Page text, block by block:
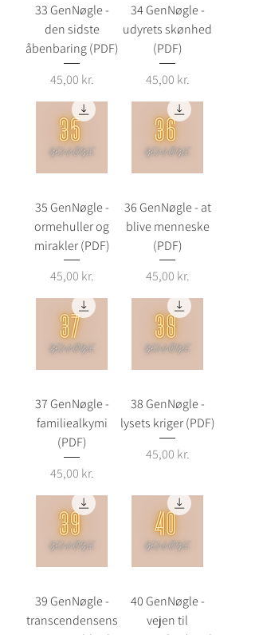
33 GenNøgle -
den sidste
åbenbaring (PDF)
Pris
45,00 kr.
34 GenNøgle -
udyrets skønhed
(PDF)
Pris
45,00 kr.
35 GenNøgle -
ormehuller og
mirakler (PDF)
Pris
45,00 kr.
36 GenNøgle - at
blive menneske
(PDF)
Pris
45,00 kr.
37 GenNøgle -
familiealkymi
(PDF)
Pris
45,00 kr.
38 GenNøgle -
lysets kriger (PDF)
Pris
45,00 kr.
39 GenNøgle -
transcendensens
40 GenNøgle -
vejen til